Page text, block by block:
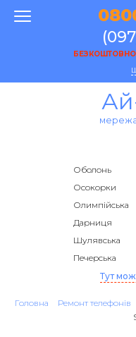
БЕЗКОШТОВНО
мережа
Оболонь
Осокорки
Олимпійська
Дарниця
Шулявська
Печерська
Тут
Головна Ремонт телефонів